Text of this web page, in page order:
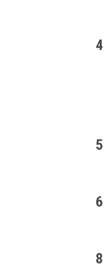
4
5
6
8